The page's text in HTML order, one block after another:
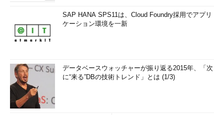
SAP HANA SPS11は、Cloud Foundry採用でアプリ
ケーション環境を一新
データベースウォッチャーが振り返る2015年、「次
に“来る”DBの技術トレンド」とは (1/3)